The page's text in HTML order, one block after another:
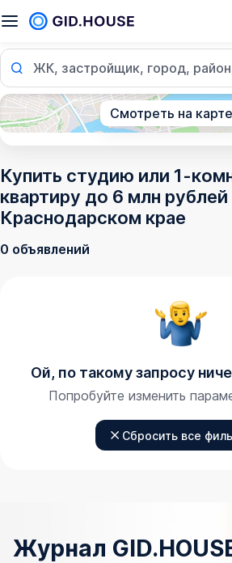
ЖК, застройщик, город,
Смотреть на карте
Купить студию или 1-
квартиру до 6 млн рублей
Краснодарском крае
0 объявлений
Ой, по такому запросу
Попробуйте изменить
Сбросить все
Журнал